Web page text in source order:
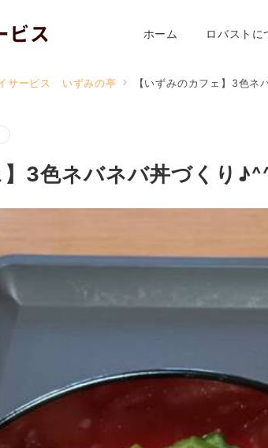
ホーム ロバストに
サービス いずみの亭 【いずみのカフェ】3色ネ
】3色ネバネバ丼づくり